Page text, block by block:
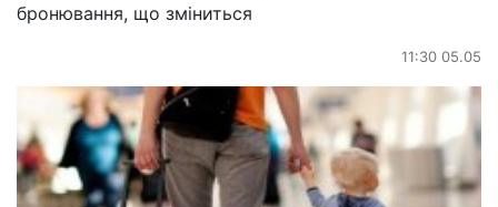
бронювання, що зміниться
11:30 05.05